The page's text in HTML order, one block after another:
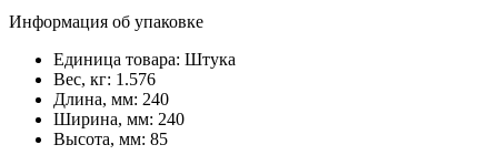
Информация об упаковке
Единица товара: Штука
Вес, кг: 1.576
Длина, мм: 240
Ширина, мм: 240
Высота, мм: 85